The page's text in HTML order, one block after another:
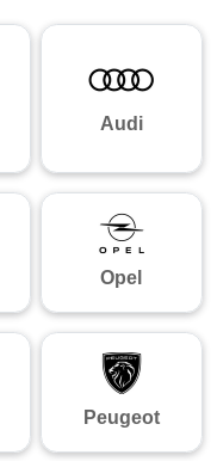
Audi
Opel
Peugeot